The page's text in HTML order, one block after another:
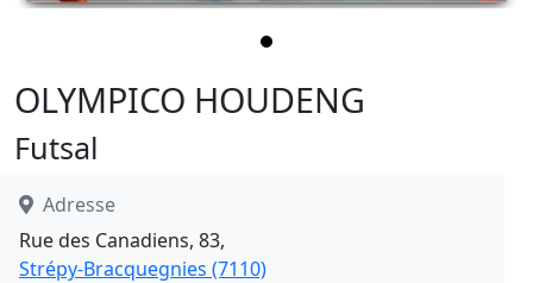
OLYMPICO HOUDENG
Futsal
Adresse
Rue des Canadiens, 83,
Strépy-Bracquegnies (7110)